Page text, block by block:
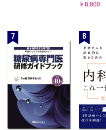
￥8,800
7 8